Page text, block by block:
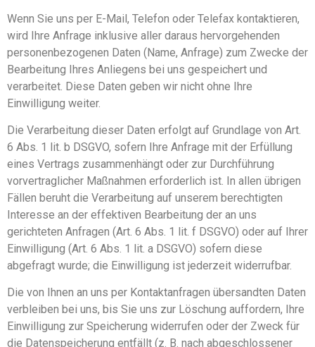
Wenn Sie uns per E-Mail, Telefon oder Telefax kontaktieren,
wird Ihre Anfrage inklusive aller daraus hervorgehenden
personenbezogenen Daten (Name, Anfrage) zum Zwecke der
Bearbeitung Ihres Anliegens bei uns gespeichert und
verarbeitet. Diese Daten geben wir nicht ohne Ihre
Einwilligung weiter.
Die Verarbeitung dieser Daten erfolgt auf Grundlage von Art.
6 Abs. 1 lit. b DSGVO, sofern Ihre Anfrage mit der Erfüllung
eines Vertrags zusammenhängt oder zur Durchführung
vorvertraglicher Maßnahmen erforderlich ist. In allen übrigen
Fällen beruht die Verarbeitung auf unserem berechtigten
Interesse an der effektiven Bearbeitung der an uns
gerichteten Anfragen (Art. 6 Abs. 1 lit. f DSGVO) oder auf Ihrer
Einwilligung (Art. 6 Abs. 1 lit. a DSGVO) sofern diese
abgefragt wurde; die Einwilligung ist jederzeit widerrufbar.
Die von Ihnen an uns per Kontaktanfragen übersandten Daten
verbleiben bei uns, bis Sie uns zur Löschung auffordern, Ihre
Einwilligung zur Speicherung widerrufen oder der Zweck für
die Datenspeicherung entfällt (z. B. nach abgeschlossener